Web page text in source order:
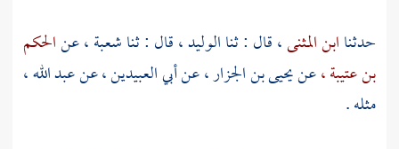
حدثناابن المثنى، قال : ثناالوليد، قال : ثناشعبة، عنالحكم
بن عتيبة ،عنيحيى بن الجزار ،عنأبي العبيدين، عنعبد الله،
مثله .